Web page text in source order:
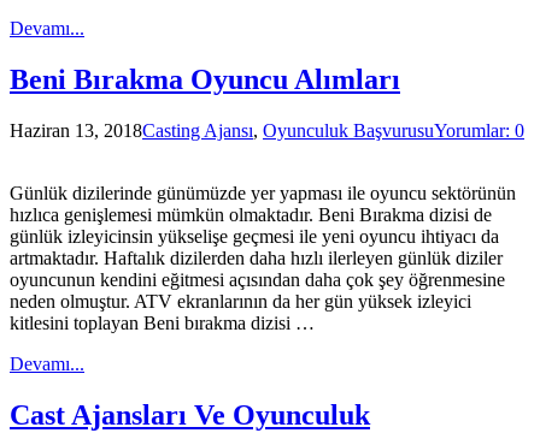
Devamı...
Beni Bırakma Oyuncu Alımları
Haziran 13, 2018Casting Ajansı, Oyunculuk BaşvurusuYorumlar: 0
Günlük dizilerinde günümüzde yer yapması ile oyuncu sektörünün
hızlıca genişlemesi mümkün olmaktadır. Beni Bırakma dizisi de
günlük izleyicinsin yükselişe geçmesi ile yeni oyuncu ihtiyacı da
artmaktadır. Haftalık dizilerden daha hızlı ilerleyen günlük diziler
oyuncunun kendini eğitmesi açısından daha çok şey öğrenmesine
neden olmuştur. ATV ekranlarının da her gün yüksek izleyici
kitlesini toplayan Beni bırakma dizisi …
Devamı...
Cast Ajansları Ve Oyunculuk